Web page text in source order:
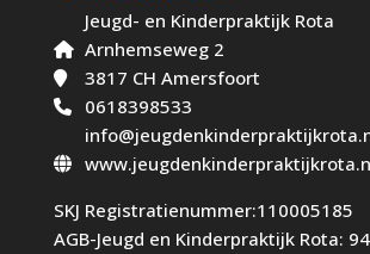
Jeugd- en Kinderpraktijk Rota
Arnhemseweg 2
3817 CH Amersfoort
0618398533
SKJ Registratienummer:110005185
AGB-Jeugd en Kinderpraktijk Rota: